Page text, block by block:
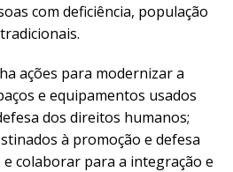
com deficiência, população
ações para modernizar a
e equipamentos usados
dos direitos humanos;
à promoção e defesa
colaborar para a integração e